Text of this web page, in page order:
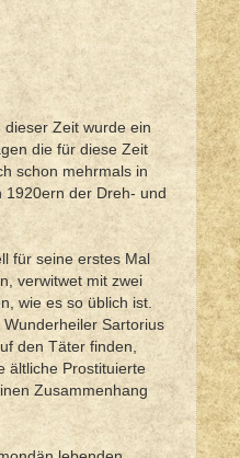
dieser Zeit wurde ein
die für diese Zeit
schon mehrmals in
1920ern der Dreh- und
für seine erstes Mal
verwitwet mit zwei
wie es so üblich ist.
Sartorius
den Täter finden,
ältliche Prostituierte
Zusammenhang